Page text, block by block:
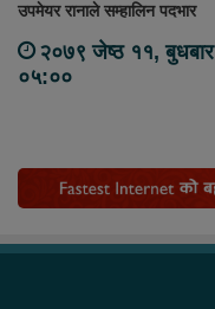
उपमेयर रानाले सम्हालिन पदभार
२०७९ जेष्ठ ११, बुधबार
०५:००